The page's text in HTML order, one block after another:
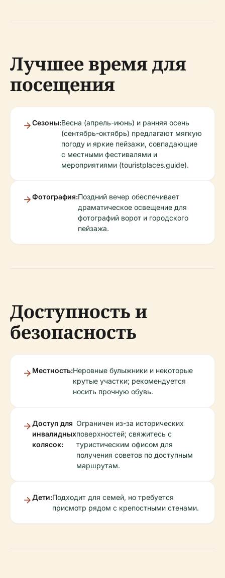
Лучшее время для
посещения
Сезоны:Весна (апрель-июнь) и ранняя осень
(сентябрь-октябрь) предлагают мягкую
погоду и яркие пейзажи, совпадающие
с местными фестивалями и
мероприятиями (touristplaces.guide).
Фотография:Поздний вечер обеспечивает
драматическое освещение для
фотографий ворот и городского
пейзажа.
Доступность и
безопасность
Местность:Неровные булыжники и некоторые
крутые участки; рекомендуется
носить прочную обувь.
Доступ для
инвалидных
колясок:
Ограничен из-за исторических
поверхностей; свяжитесь с
туристическим офисом для
получения советов по доступным
маршрутам.
Дети:Подходит для семей, но требуется
присмотр рядом с крепостными стенами.